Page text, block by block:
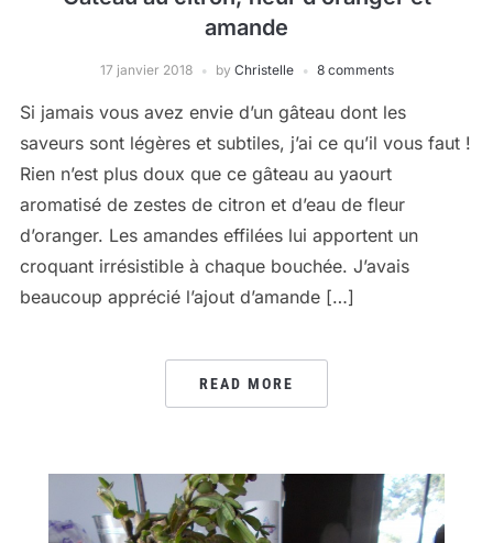
amande
17 janvier 2018 by Christelle 8 comments
Si jamais vous avez envie d’un gâteau dont les
saveurs sont légères et subtiles, j’ai ce qu’il vous faut !
Rien n’est plus doux que ce gâteau au yaourt
aromatisé de zestes de citron et d’eau de fleur
d’oranger. Les amandes effilées lui apportent un
croquant irrésistible à chaque bouchée. J’avais
beaucoup apprécié l’ajout d’amande […]
READ MORE